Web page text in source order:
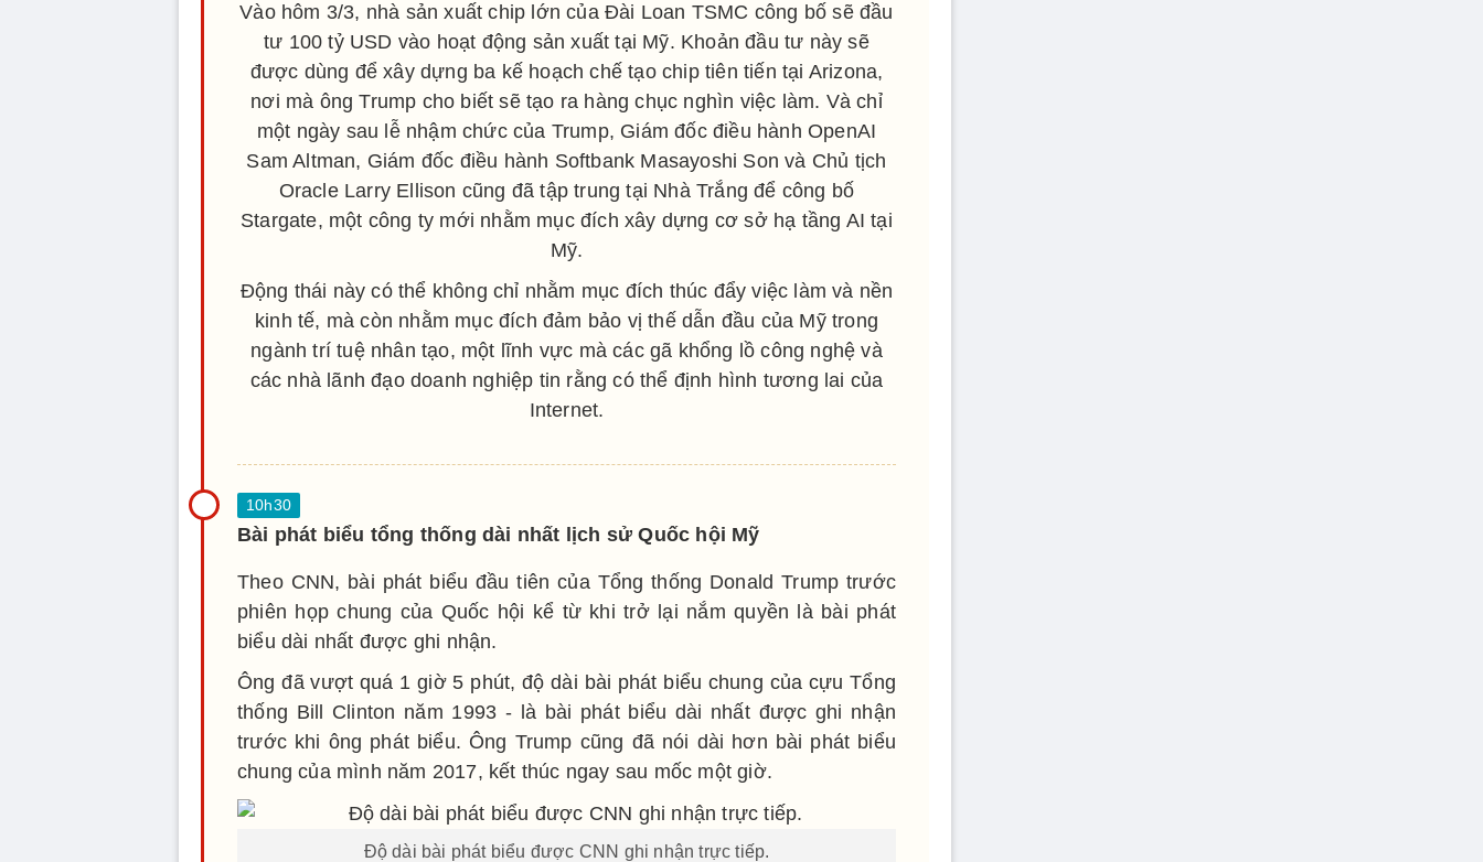
Vào hôm 3/3, nhà sản xuất chip lớn của Đài Loan TSMC công bố sẽ đầu
tư 100 tỷ USD vào hoạt động sản xuất tại Mỹ. Khoản đầu tư này sẽ
được dùng để xây dựng ba kế hoạch chế tạo chip tiên tiến tại Arizona,
nơi mà ông Trump cho biết sẽ tạo ra hàng chục nghìn việc làm. Và chỉ
một ngày sau lễ nhậm chức của Trump, Giám đốc điều hành OpenAI
Sam Altman, Giám đốc điều hành Softbank Masayoshi Son và Chủ tịch
Oracle Larry Ellison cũng đã tập trung tại Nhà Trắng để công bố
Stargate, một công ty mới nhằm mục đích xây dựng cơ sở hạ tầng AI tại
Mỹ.
Động thái này có thể không chỉ nhằm mục đích thúc đẩy việc làm và nền
kinh tế, mà còn nhằm mục đích đảm bảo vị thế dẫn đầu của Mỹ trong
ngành trí tuệ nhân tạo, một lĩnh vực mà các gã khổng lồ công nghệ và
các nhà lãnh đạo doanh nghiệp tin rằng có thể định hình tương lai của
Internet.
Bài phát biểu tổng thống dài nhất lịch sử Quốc hội Mỹ
Theo CNN, bài phát biểu đầu tiên của Tổng thống Donald Trump trước
phiên họp chung của Quốc hội kể từ khi trở lại nắm quyền là bài phát
biểu dài nhất được ghi nhận.
Ông đã vượt quá 1 giờ 5 phút, độ dài bài phát biểu chung của cựu Tổng
thống Bill Clinton năm 1993 - là bài phát biểu dài nhất được ghi nhận
trước khi ông phát biểu. Ông Trump cũng đã nói dài hơn bài phát biểu
chung của mình năm 2017, kết thúc ngay sau mốc một giờ.
Độ dài bài phát biểu được CNN ghi nhận trực tiếp.